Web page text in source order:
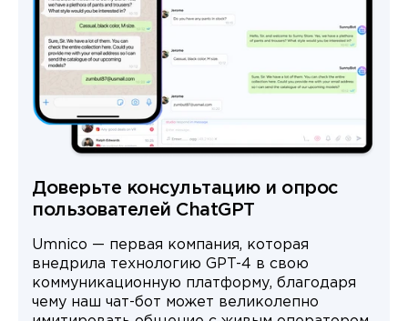
Доверьте консультацию и опрос
пользователей ChatGPT
Umnico — первая компания, которая
внедрила технологию GPT-4 в свою
коммуникационную платформу, благодаря
чему наш чат-бот может великолепно